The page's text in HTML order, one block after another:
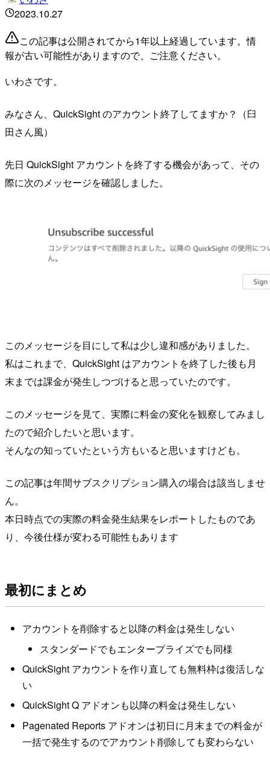
2023.10.27
この記事は公開されてから1年以上経過しています。情
報が古い可能性がありますので、ご注意ください。
いわさです。
みなさん、QuickSight のアカウント終了してますか？（臼
田さん風）
先日 QuickSight アカウントを終了する機会があって、その
際に次のメッセージを確認しました。
このメッセージを目にして私は少し違和感がありました。
私はこれまで、QuickSight はアカウントを終了した後も月
末までは課金が発生しつづけると思っていたのです。
このメッセージを見て、実際に料金の変化を観察してみまし
たので紹介したいと思います。
そんなの知っていたという方もいると思いますけども。
この記事は年間サブスクリプション購入の場合は該当しませ
ん。
本日時点での実際の料金発生結果をレポートしたものであ
り、今後仕様が変わる可能性もあります
最初にまとめ
アカウントを削除すると以降の料金は発生しない
スタンダードでもエンタープライズでも同様
QuickSight アカウントを作り直しても無料枠は復活しな
い
QuickSight Q アドオンも以降の料金は発生しない
Pagenated Reports アドオンは初日に月末までの料金が
一括で発生するのでアカウント削除しても変わらない